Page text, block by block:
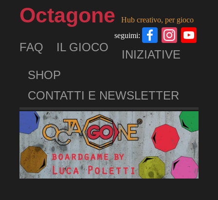
Octagone
Hub creativo, per gioco
seguimi:
Facebook
FAQ IL GIOCO
INIZIATIVE
SHOP
CONTATTI E NEWSLETTER